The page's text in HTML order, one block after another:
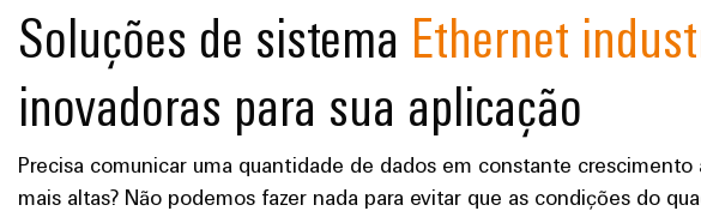
Soluções de sistema Ethernet
inovadoras para sua aplicação
Precisa comunicar uma quantidade de dados em constante crescimento
mais altas? Não podemos fazer nada para evitar que as condições do